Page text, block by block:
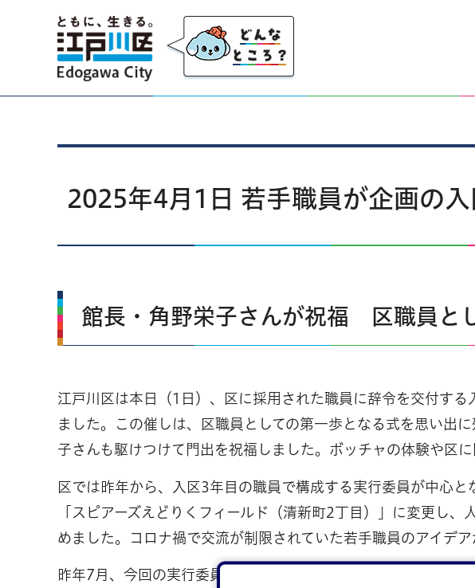
江戸川区
2025年4月1日 若手職員が企画の
館長・角野栄子さんが祝福 区職員と
江戸川区は本日（1日）、区に採用された職員に辞令を交付す
ました。この催しは、区職員としての第一歩となる式を思い出
子さんも駆けつけて門出を祝福しました。ボッチャの体験や区
区では昨年から、入区3年目の職員で構成する実行委員が中心
「スピアーズえどりくフィールド（清新町2丁目）」に変更し
めました。コロナ禍で交流が制限されていた若手職員のアイデ
昨年7月、今回の実行委員に選ばれた入区2年目（現在は入区3